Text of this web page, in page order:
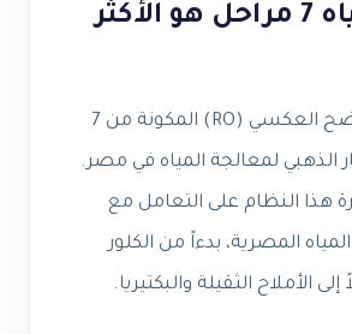
فلاتر المياه 7 مراحل هو الأكثر
تعتبر تقنية التناضح العكسي (RO) المكونة من 7
الذهبي لمعالجة المياه في مصر.
هذا النظام على التعامل مع
المصرية، بدءاً من الكلور
الأملاح الثقيلة والبكتيريا.